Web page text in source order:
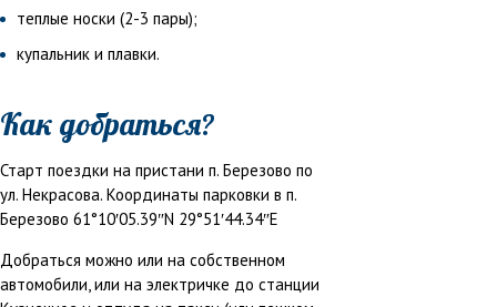
теплые носки (2-3 пары);
купальник и плавки.
Как добраться?
Старт поездки на пристани п. Березово по
ул. Некрасова. Координаты парковки в п.
Березово 61°10′05.39″N 29°51′44.34″E
Добраться можно или на собственном
автомобили, или на электричке до станции